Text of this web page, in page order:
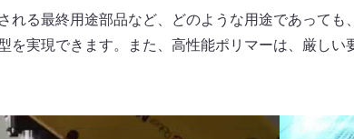
る最終用途部品など、どのような用途であって
実現できます。また、高性能ポリマーは、厳し